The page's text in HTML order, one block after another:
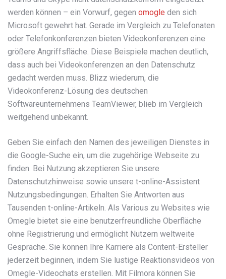
werden können – ein Vorwurf, gegen omogle den sich
Microsoft gewehrt hat. Gerade im Vergleich zu Telefonaten
oder Telefonkonferenzen bieten Videokonferenzen eine
größere Angriffsfläche. Diese Beispiele machen deutlich,
dass auch bei Videokonferenzen an den Datenschutz
gedacht werden muss. Blizz wiederum, die
Videokonferenz-Lösung des deutschen
Softwareunternehmens TeamViewer, blieb im Vergleich
weitgehend unbekannt.
Geben Sie einfach den Namen des jeweiligen Dienstes in
die Google-Suche ein, um die zugehörige Webseite zu
finden. Bei Nutzung akzeptieren Sie unsere
Datenschutzhinweise sowie unsere t-online-Assistent
Nutzungsbedingungen. Erhalten Sie Antworten aus
Tausenden t-online-Artikeln. Als Various zu Websites wie
Omegle bietet sie eine benutzerfreundliche Oberfläche
ohne Registrierung und ermöglicht Nutzern weltweite
Gespräche. Sie können Ihre Karriere als Content-Ersteller
jederzeit beginnen, indem Sie lustige Reaktionsvideos von
Omegle-Videochats erstellen. Mit Filmora können Sie